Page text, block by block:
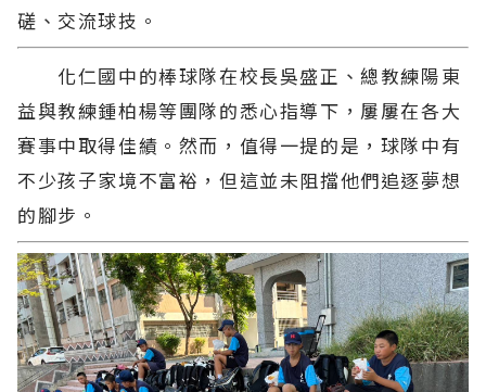
磋、交流球技。
化仁國中的棒球隊在校長吳盛正、總教練陽東
益與教練鍾柏楊等團隊的悉心指導下，屢屢在各大
賽事中取得佳績。然而，值得一提的是，球隊中有
不少孩子家境不富裕，但這並未阻擋他們追逐夢想
的腳步。